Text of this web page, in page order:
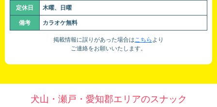
定休日 木曜、日曜
備考 カラオケ無料
掲載情報に誤りがあった場合はこちら より
ご連絡をお願いいたします。
犬山・瀬戸・愛知郡エリアのスナック